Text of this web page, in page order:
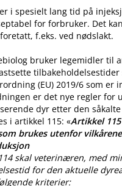
i spesielt lang tid på
for forbruker. Det
f.eks. ved nødslakt.
bruker legemidler til
(EU) 2019/6 som er
er det nye regler for
dyr etter den
i artikkel 115: «Artikkel 115
brukes utenfor
skal veterinæren, med
for den aktuelle
kriterier: